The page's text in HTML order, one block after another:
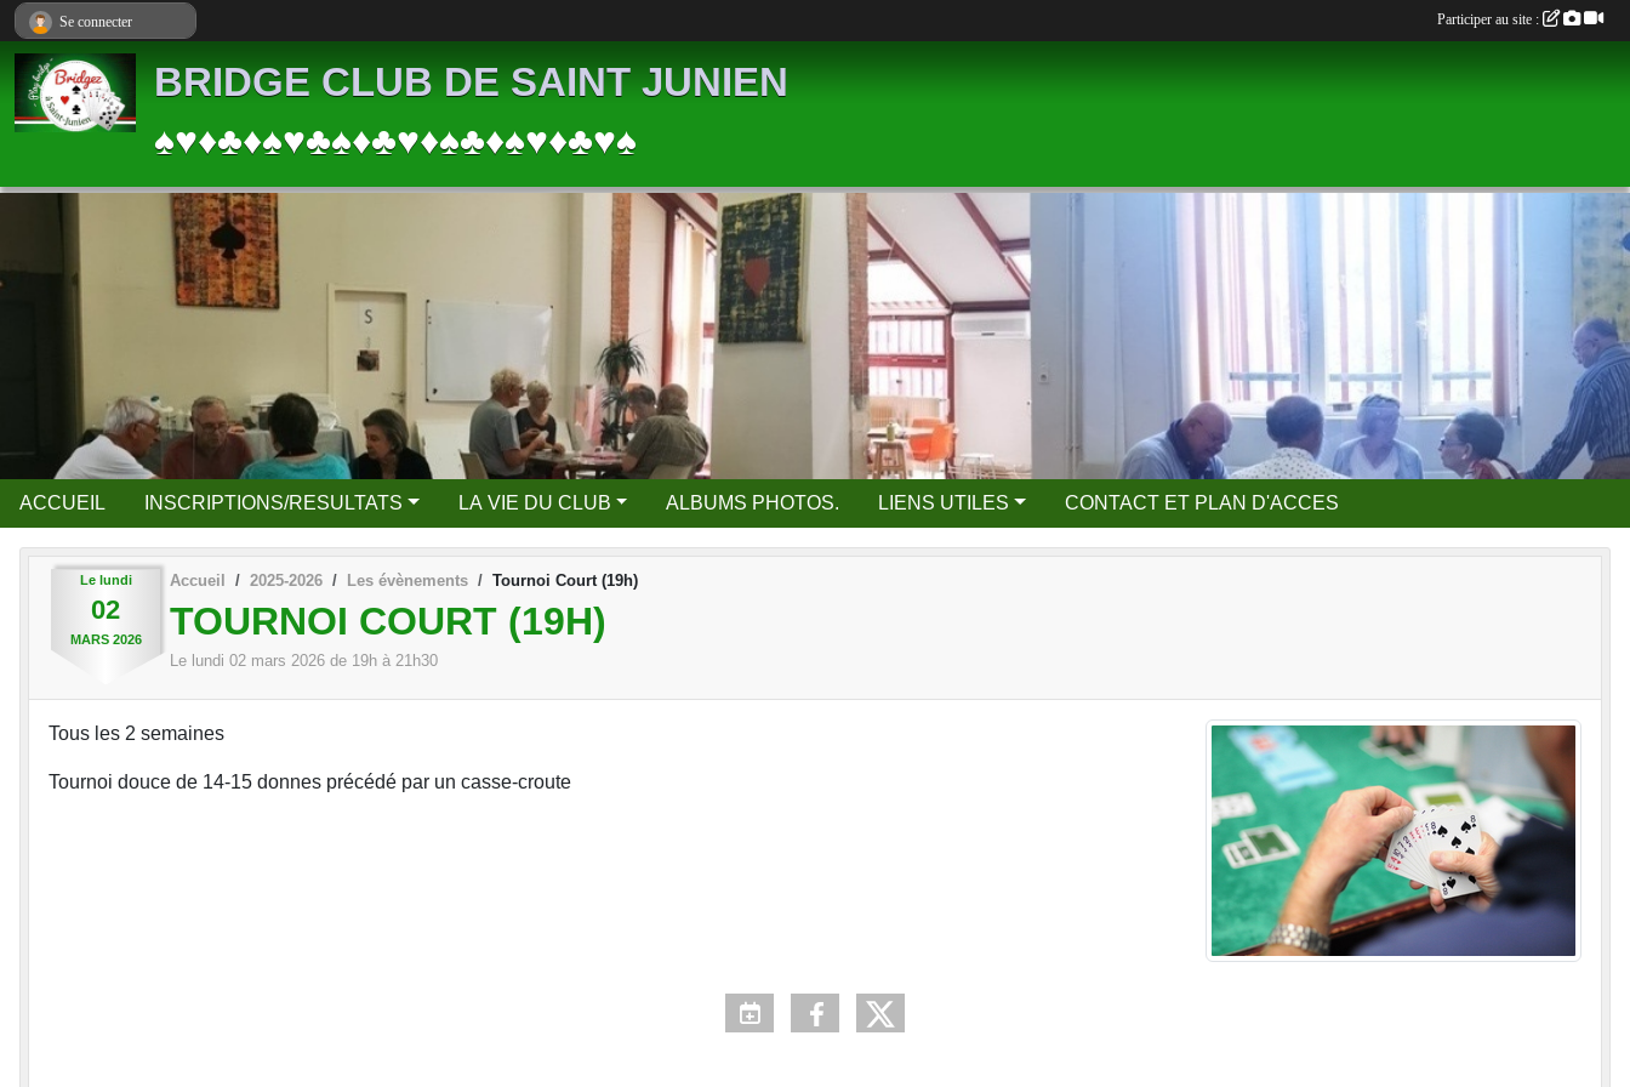
BRIDGE CLUB DE SAINT JUNIEN
♠♥♦♣♦♠♥♣♠♦♣♥♦♠♣♦♠♥♦♣♥♠
ACCUEIL INSCRIPTIONS/RESULTATS LA VIE DU CLUB ALBUMS PHOTOS. LIENS UTILES CONTACT ET PLAN D'ACCES
Le lundi
02
MARS 2026
Accueil 2025-2026 Les évènements Tournoi Court (19h)
TOURNOI COURT (19H)
Le lundi 02 mars 2026 de 19h à 21h30
Tous les 2 semaines
Tournoi douce de 14-15 donnes précédé par un casse-croute
Se connecter Participer au site :
Panneau de gestion des cookies